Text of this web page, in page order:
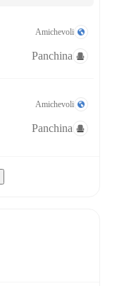
Amichevoli
Panchina
Amichevoli
Panchina